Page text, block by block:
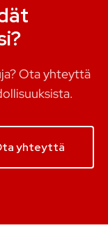
Ota yhteyttä
yhteyttä